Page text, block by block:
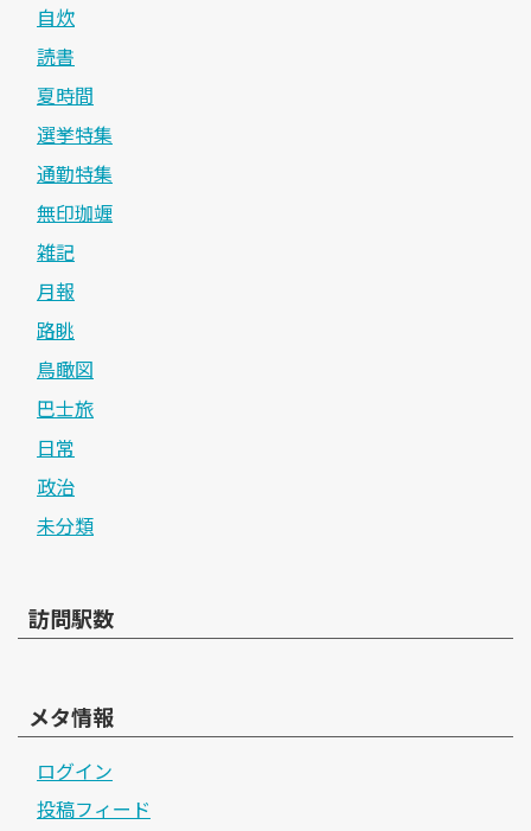
自炊
読書
夏時間
選挙特集
通勤特集
無印珈竰
雑記
月報
路眺
鳥瞰図
巴士旅
日常
政治
未分類
訪問駅数
メタ情報
ログイン
投稿フィード